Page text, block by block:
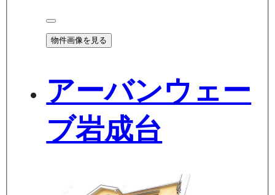
物件画像を見る
アーバンウェー
ブ岩成台